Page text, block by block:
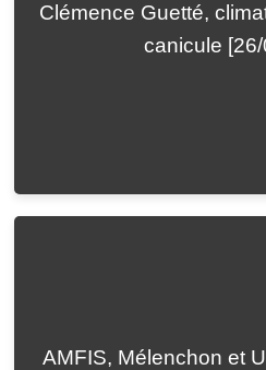
Clémence Guetté,
canicule
AMFIS, Mélenchon et